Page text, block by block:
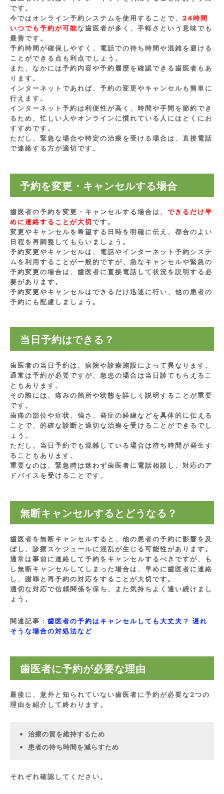
です。
今ではオンライン予約システムを使用することで、 24時間
いつでも予約が可能な歯医者が多く、手軽さという意味でも
最善です。
予約時間が確保しやすく、電話での待ち時間や混雑を避ける
ことができる点も利点でしょう。
また、なかには予約内容や予約履歴を確認できる歯医者もあ
ります。
インターネットであれば、予約の変更やキャンセルも簡単に
行えます。
インターネット予約は利便性が高く、時間や手間を節約でき
るため、忙しい人やオンラインに慣れている人にはとくにお
すすめです。
ただし、緊急な場合や特定の治療を受ける場合は、直接電話
で連絡する方が適切です。
予約を変更・キャンセルする場合
歯医者の予約を変更・キャンセルする場合は、 できるだけ早
めに連絡することが大切です。
変更やキャンセルを希望する日時を明確に伝え、都合のよい
日程を再調整してもらいましょう。
予約変更やキャンセルは、電話やインターネット予約システ
ムを利用することが一般的ですが、急なキャンセルや緊急の
予約変更の場合は、歯医者に直接電話して状況を説明する必
要があります。
予約変更やキャンセルはできるだけ迅速に行い、他の患者の
予約にも配慮しましょう。
当日予約はできる？
歯医者の当日予約は、病院や診療施設によって異なります。
通常は予約が必要ですが、急患の場合は当日診てもらえるこ
ともあります。
その際には、痛みの箇所や状態を詳しく説明することが重要
です。
歯痛の部位や症状、強さ、発症の経緯などを具体的に伝える
ことで、的確な診断と適切な治療を受けることができるでし
ょう。
ただし、当日予約でも混雑している場合は待ち時間が発生す
ることもあります。
重要なのは、緊急時は迷わず歯医者に電話相談し、対応のア
ドバイスを受けることです。
無断キャンセルするとどうなる？
歯医者を無断キャンセルすると、他の患者の予約に影響を及
ぼし、診療スケジュールに混乱が生じる可能性があります。
通常は事前に連絡して予約をキャンセルするべきですが、も
し無断キャンセルしてしまった場合は、早めに歯医者に連絡
し、謝罪と再予約の対応をすることが大切です。
適切な対応で信頼関係を保ち、また気持ちよく通い続けまし
ょう。
関連記事： 歯医者の予約はキャンセルしても大丈夫？ 遅れ
そうな場合の対処法など
歯医者に予約が必要な理由
最後に、意外と知られていない歯医者に予約が必要な2つの
理由を紹介して終わります。
治療の質を維持するため
患者の待ち時間を減らすため
それぞれ確認してください。